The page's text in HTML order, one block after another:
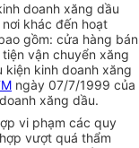
doanh xăng dầu
khác đến hoạt
gồm: cửa hàng bán
vận chuyển xăng
kinh doanh xăng
ngày 07/7/1999 của
xăng dầu.
vi phạm các quy
vượt quá thẩm